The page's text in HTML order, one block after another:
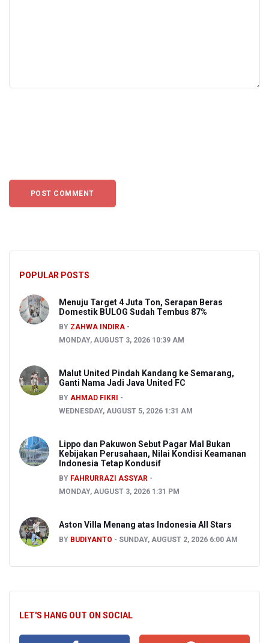
POPULAR POSTS
Menuju Target 4 Juta Ton, Serapan Beras
Domestik BULOG Sudah Tembus 87%
BY ZAHWA INDIRA
MONDAY, AUGUST 3, 2026 10:39 AM
Malut United Pindah Kandang ke Semarang,
Ganti Nama Jadi Java United FC
BY AHMAD FIKRI
WEDNESDAY, AUGUST 5, 2026 1:31 AM
Lippo dan Pakuwon Sebut Pagar Mal Bukan
Kebijakan Perusahaan, Nilai Kondisi Keamanan
Indonesia Tetap Kondusif
BY FAHRURRAZI ASSYAR
MONDAY, AUGUST 3, 2026 1:31 PM
Aston Villa Menang atas Indonesia All Stars
BY BUDIYANTO SUNDAY, AUGUST 2, 2026 6:00 AM
LET'S HANG OUT ON SOCIAL